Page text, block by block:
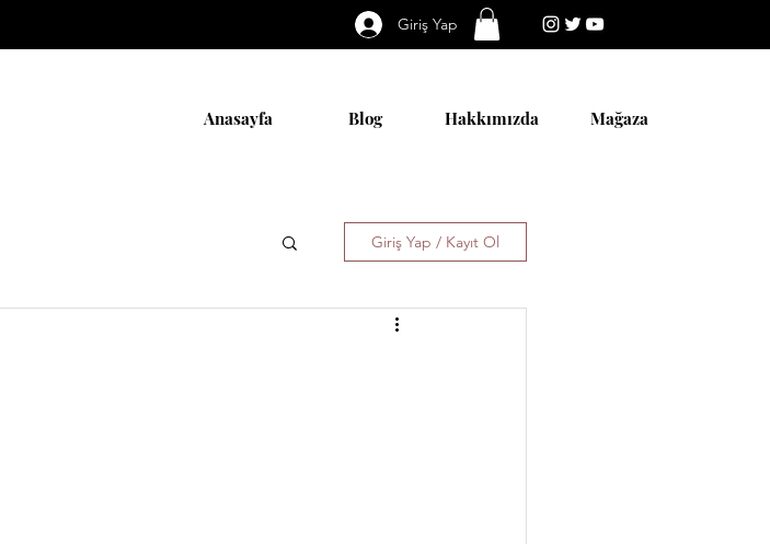
Giriş Yap
Anasayfa Blog Hakkımızda Mağaza
Giriş Yap / Kayıt Ol